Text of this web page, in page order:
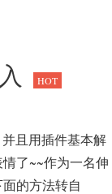
HOT
且用插件基本解
了~~作为一名伸
的方法转自